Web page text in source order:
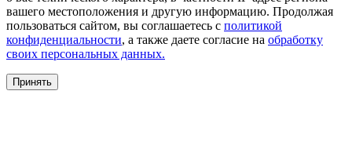
вашего местоположения и другую информацию. Продолжая
пользоваться сайтом, вы соглашаетесь с политикой
конфиденциальности, а также даете согласие на обработку
своих персональных данных.
Принять